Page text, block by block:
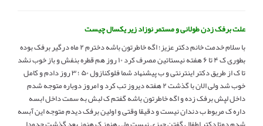
علت برفک زدن طولانی و مستمر نوزاد زیر یکسال چیست
با سلام خدمت خانم دکتر عزیز؛ اگه خاطرتون باشه دخترم ۲ ماه درگیر برفک بوده
بطوری ک ۴ تا ۶ هفته نیستاتین مصرف کرد ۱۰ روز هم قطره بنفش و باز خوب نشد
تا ک از طریق دکتر اینترنتی و ب پیشنهاد شما فلوکنازول ۵۰ ؛ ۳ روز دادم و کامل
خوب شد ولی الان با گذشت ۲ هفته دیروز تب کرد و امروز دوباره متوجه شدم
داخل لپش برفک زده و اگه خاطرتون باشه گفتم ک لبش به سمت داخل ابسه
داره ک مربوط ب دندان نیست و دقیقا وقتی و اولین برفک دیدم متوجه این آبسه